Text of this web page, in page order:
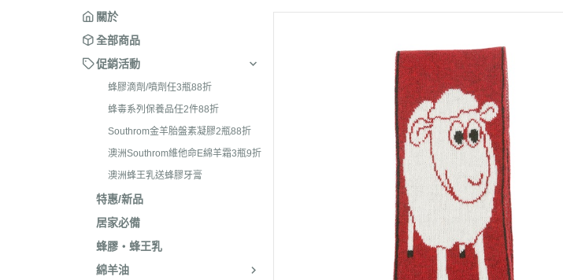
關於
全部商品
促銷活動
蜂膠滴劑/噴劑任3瓶88折
蜂毒系列保養品任2件88折
Southrom金羊胎盤素凝膠2瓶88折
澳洲Southrom維他命E綿羊霜3瓶9折
澳洲蜂王乳送蜂膠牙膏
特惠/新品
居家必備
蜂膠‧蜂王乳
綿羊油